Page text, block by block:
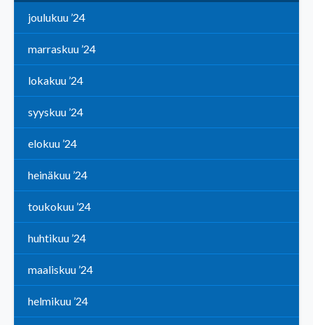
joulukuu ’24
marraskuu ’24
lokakuu ’24
syyskuu ’24
elokuu ’24
heinäkuu ’24
toukokuu ’24
huhtikuu ’24
maaliskuu ’24
helmikuu ’24